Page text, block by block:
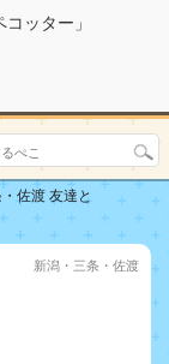
ッター」
佐渡 友達と
新潟・三条・佐渡